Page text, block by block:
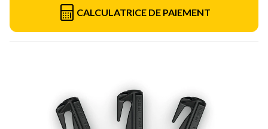
CALCULATRICE DE PAIEMENT